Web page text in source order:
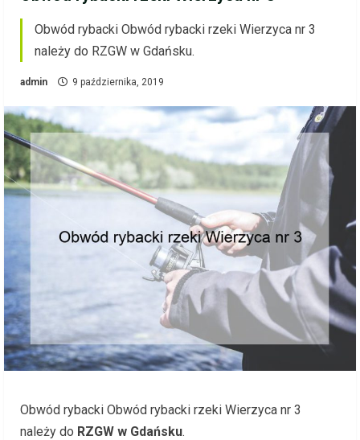
Obwód rybacki Obwód rybacki rzeki Wierzyca nr 3
należy do RZGW w Gdańsku.
admin 9 października, 2019
Obwód rybacki Obwód rybacki rzeki Wierzyca nr 3
należy do RZGW w Gdańsku.